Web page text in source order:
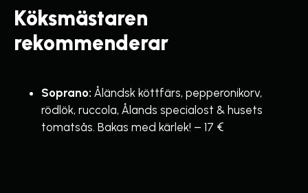
Köksmästaren
rekommenderar
Soprano: Åländsk köttfärs, pepperonikorv,
rödlök, ruccola, Ålands specialost & husets
tomatsås. Bakas med kärlek! – 17 €